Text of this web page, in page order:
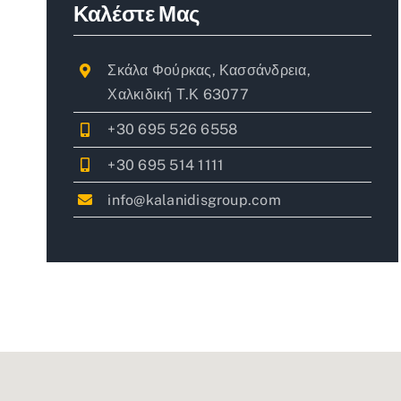
Καλέστε Μας
Σκάλα Φούρκας, Κασσάνδρεια,
Χαλκιδική Τ.Κ 63077
+30 695 526 6558
+30 695 514 1111
info@kalanidisgroup.com